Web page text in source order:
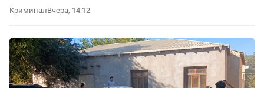
КриминалВчера, 14:12